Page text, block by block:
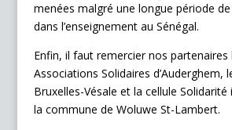
menées malgré une longue période
dans l’enseignement au Sénégal.
Enfin, il faut remercier nos partenaires
Associations Solidaires d’Auderghem,
Bruxelles-Vésale et la cellule
la commune de Woluwe St-Lambert.